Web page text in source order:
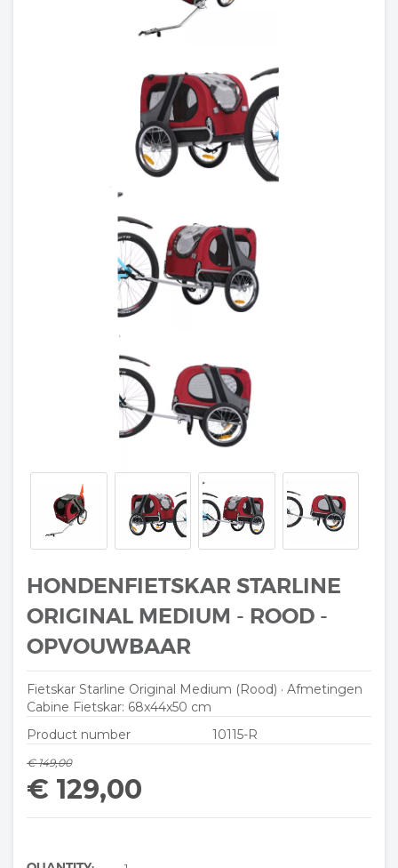
HONDENFIETSKAR STARLINE
ORIGINAL MEDIUM - ROOD -
OPVOUWBAAR
Fietskar Starline Original Medium (Rood) · Afmetingen
Cabine Fietskar: 68x44x50 cm
Product number
10115-R
€ 149,00
€ 129,00